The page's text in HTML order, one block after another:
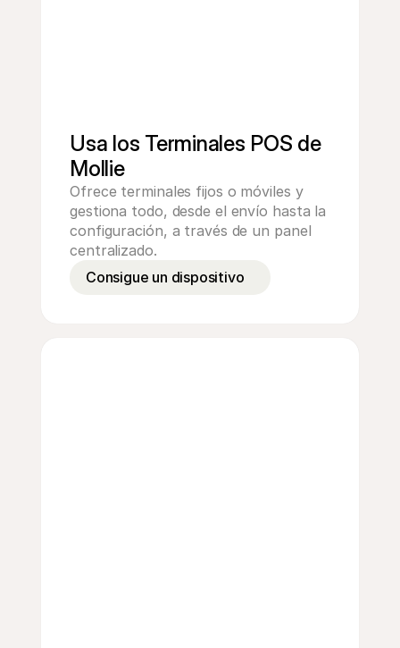
Usa los Terminales POS de
Mollie
Ofrece terminales fijos o móviles y
gestiona todo, desde el envío hasta la
configuración, a través de un panel
centralizado.
Consigue un dispositivo